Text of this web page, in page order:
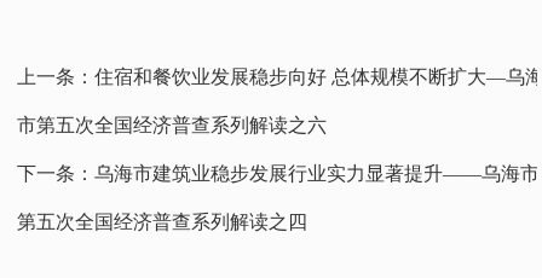
上一条：住宿和餐饮业发展稳步向好 总体规模不断扩大—乌
市第五次全国经济普查系列解读之六
下一条：乌海市建筑业稳步发展行业实力显著提升——乌海市
第五次全国经济普查系列解读之四